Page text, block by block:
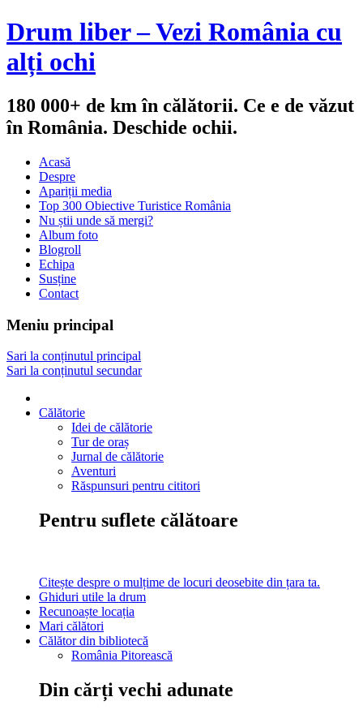
Drum liber – Vezi România cu
alți ochi
180 000+ de km în călătorii. Ce e de văzut
în România. Deschide ochii.
Acasă
Despre
Apariții media
Top 300 Obiective Turistice România
Nu știi unde să mergi?
Album foto
Blogroll
Echipa
Susține
Contact
Meniu principal
Sari la conținutul principal
Sari la conținutul secundar
Călătorie
Idei de călătorie
Tur de oraș
Jurnal de călătorie
Aventuri
Răspunsuri pentru cititori
Pentru suflete călătoare
Citește despre o mulțime de locuri deosebite din țara ta.
Ghiduri utile la drum
Recunoaște locația
Mari călători
Călător din bibliotecă
România Pitorească
Din cărți vechi adunate